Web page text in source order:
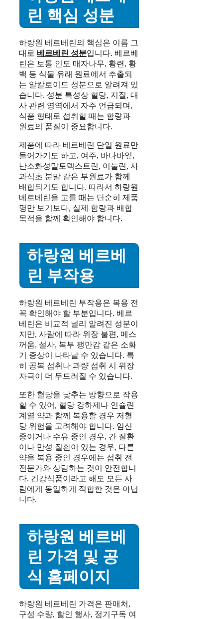
린 핵심 성분
하랑원 베르베린의 핵심은 이름 그
대로 베르베린 성분입니다. 베르베
린은 보통 인도 매자나무, 황련, 황
백 등 식물 유래 원료에서 추출되
는 알칼로이드 성분으로 알려져 있
습니다. 성분 특성상 혈당, 지질, 대
사 관련 영역에서 자주 언급되며,
식품 형태로 섭취할 때는 함량과
원료의 품질이 중요합니다.
제품에 따라 베르베린 단일 원료만
들어가기도 하고, 여주, 바나바잎,
난소화성말토덱스트린, 이눌린, 사
과식초 분말 같은 부원료가 함께
배합되기도 합니다. 따라서 하랑원
베르베린을 고를 때는 단순히 제품
명만 보기보다, 실제 함량과 배합
목적을 함께 확인해야 합니다.
하랑원 베르베
린 부작용
하랑원 베르베린 부작용은 복용 전
꼭 확인해야 할 부분입니다. 베르
베린은 비교적 널리 알려진 성분이
지만, 사람에 따라 위장 불편, 메스
꺼움, 설사, 복부 팽만감 같은 소화
기 증상이 나타날 수 있습니다. 특
히 공복 섭취나 과량 섭취 시 위장
자극이 더 두드러질 수 있습니다.
또한 혈당을 낮추는 방향으로 작용
할 수 있어, 혈당 강하제나 인슐린
계열 약과 함께 복용할 경우 저혈
당 위험을 고려해야 합니다. 임신
중이거나 수유 중인 경우, 간 질환
이나 만성 질환이 있는 경우, 다른
약을 복용 중인 경우에는 섭취 전
전문가와 상담하는 것이 안전합니
다. 건강식품이라고 해도 모든 사
람에게 동일하게 적합한 것은 아닙
니다.
하랑원 베르베
린 가격 및 공
식 홈페이지
하랑원 베르베린 가격은 판매처,
구성 수량, 할인 행사, 정기구독 여